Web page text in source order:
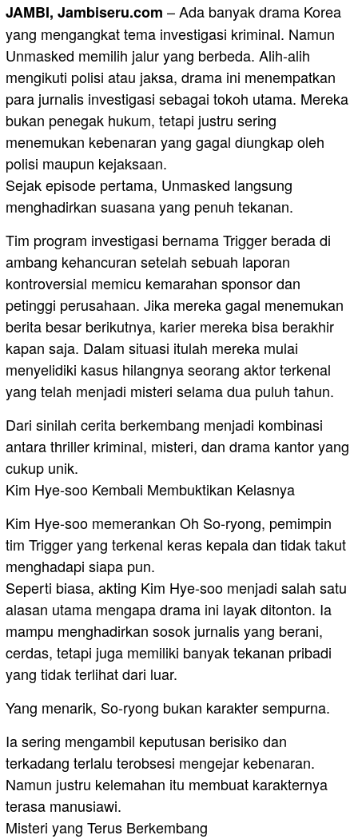
JAMBI, Jambiseru.com – Ada banyak drama Korea
yang mengangkat tema investigasi kriminal. Namun
Unmasked memilih jalur yang berbeda. Alih-alih
mengikuti polisi atau jaksa, drama ini menempatkan
para jurnalis investigasi sebagai tokoh utama. Mereka
bukan penegak hukum, tetapi justru sering
menemukan kebenaran yang gagal diungkap oleh
polisi maupun kejaksaan.
Sejak episode pertama, Unmasked langsung
menghadirkan suasana yang penuh tekanan.
Tim program investigasi bernama Trigger berada di
ambang kehancuran setelah sebuah laporan
kontroversial memicu kemarahan sponsor dan
petinggi perusahaan. Jika mereka gagal menemukan
berita besar berikutnya, karier mereka bisa berakhir
kapan saja. Dalam situasi itulah mereka mulai
menyelidiki kasus hilangnya seorang aktor terkenal
yang telah menjadi misteri selama dua puluh tahun.
Dari sinilah cerita berkembang menjadi kombinasi
antara thriller kriminal, misteri, dan drama kantor yang
cukup unik.
Kim Hye-soo Kembali Membuktikan Kelasnya
Kim Hye-soo memerankan Oh So-ryong, pemimpin
tim Trigger yang terkenal keras kepala dan tidak takut
menghadapi siapa pun.
Seperti biasa, akting Kim Hye-soo menjadi salah satu
alasan utama mengapa drama ini layak ditonton. Ia
mampu menghadirkan sosok jurnalis yang berani,
cerdas, tetapi juga memiliki banyak tekanan pribadi
yang tidak terlihat dari luar.
Yang menarik, So-ryong bukan karakter sempurna.
Ia sering mengambil keputusan berisiko dan
terkadang terlalu terobsesi mengejar kebenaran.
Namun justru kelemahan itu membuat karakternya
terasa manusiawi.
Misteri yang Terus Berkembang